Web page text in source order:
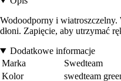
Wodoodporny i
dłoni. Zapięcie, aby utrzymać
Dodatkowe informacje
Marka
Swedteam
Kolor
swedteam